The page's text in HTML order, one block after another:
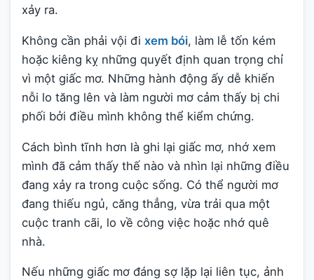
xảy ra.
Không cần phải vội đi xem bói, làm lễ tốn kém
hoặc kiêng kỵ những quyết định quan trọng chỉ
vì một giấc mơ. Những hành động ấy dễ khiến
nỗi lo tăng lên và làm người mơ cảm thấy bị chi
phối bởi điều mình không thể kiểm chứng.
Cách bình tĩnh hơn là ghi lại giấc mơ, nhớ xem
mình đã cảm thấy thế nào và nhìn lại những điều
đang xảy ra trong cuộc sống. Có thể người mơ
đang thiếu ngủ, căng thẳng, vừa trải qua một
cuộc tranh cãi, lo về công việc hoặc nhớ quê
nhà.
Nếu những giấc mơ đáng sợ lặp lại liên tục, ảnh